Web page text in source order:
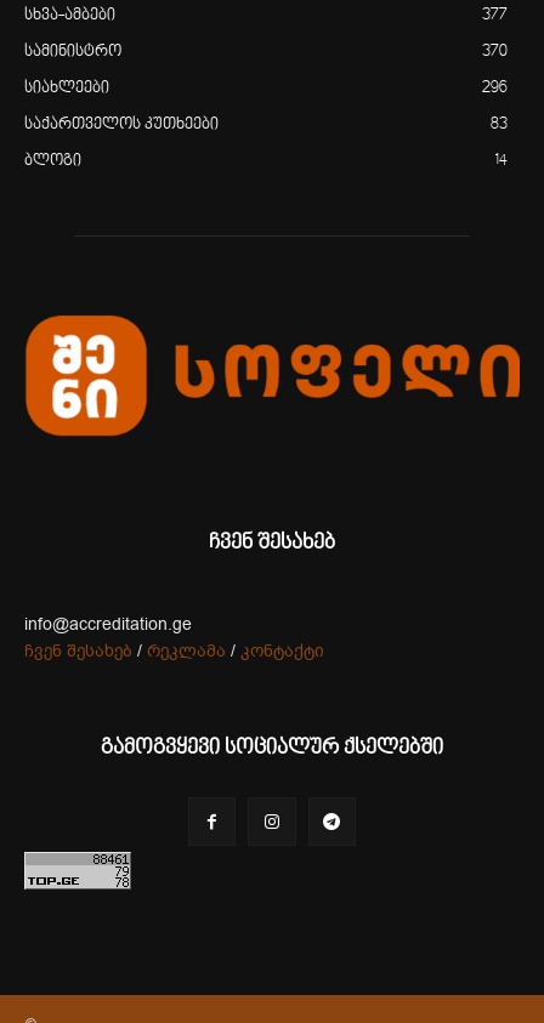
სხვა-ამბები 377
სამინისტრო 370
სიახლეები 296
საქართველოს კუთხეები 83
ბლოგი 14
ჩვენ შესახებ
info@accreditation.ge
ჩვენ შესახებ / რეკლამა / კონტაქტი
გამოგვყევი სოციალურ ქსელებში